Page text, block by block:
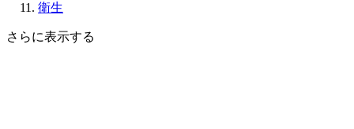
衛生
さらに表示する